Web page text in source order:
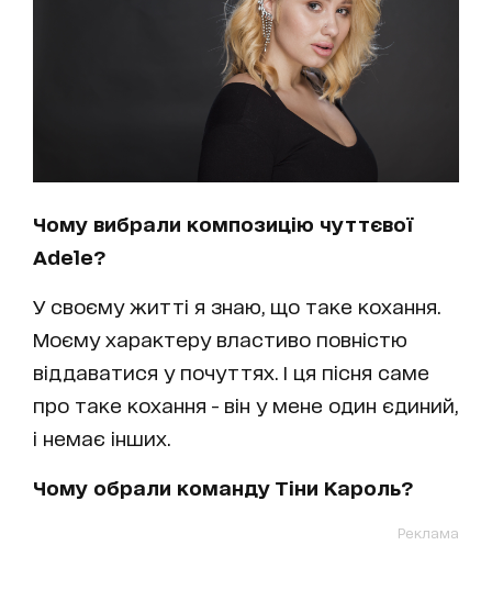
Чому вибрали композицію чуттєвої
Adele?
У своєму житті я знаю, що таке кохання.
Моєму характеру властиво повністю
віддаватися у почуттях. І ця пісня саме
про таке кохання - він у мене один єдиний,
і немає інших.
Чому обрали команду Тіни Кароль?
Реклама